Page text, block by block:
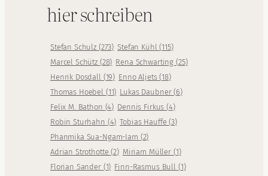
hier schreiben
Stefan Schulz (273) Stefan Kühl(115)
Marcel Schütz (28) Rena Schwarting (25)
Henrik Dosdall (19) Enno Aljets(18)
Thomas Hoebel (11) Lukas Daubner(6)
Felix M. Bathon (4) Dennis Firkus(4)
Robin Sturhahn (4) Tobias Hauffe(3)
Phanmika Sua-Ngam-Iam (2)
Adrian Strothotte(2) Miriam Müller (1)
Florian Sander (1) Finn-Rasmus Bull (1)